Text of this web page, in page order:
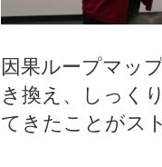
因果ループマッ
き換え、しっく
てきたことがス